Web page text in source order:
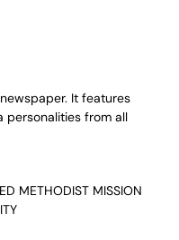
It features
personalities from all
METHODIST MISSION